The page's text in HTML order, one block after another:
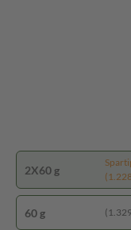
2X60 g
60 g